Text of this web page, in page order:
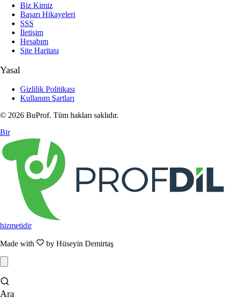
Biz Kimiz
Başarı Hikayeleri
SSS
İletişim
Hesabım
Site Haritası
Yasal
Gizlilik Politikası
Kullanım Şartları
© 2026 BuProf. Tüm hakları saklıdır.
Bir
hizmetidir
Made with by Hüseyin Demirtaş
Ara